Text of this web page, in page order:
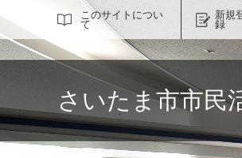
このサイトについ
て
新規
録
さいたま市市民